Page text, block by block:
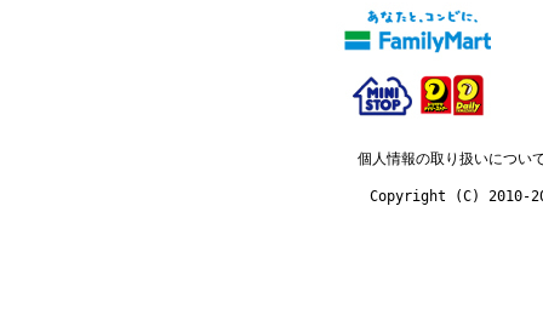
個人情報の取り扱いについ
Copyright (C) 2010-